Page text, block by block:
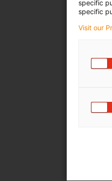
specific
specific
Visit our